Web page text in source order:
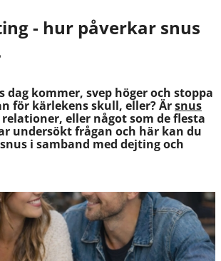
- hur påverkar snus
kommer, svep höger och stoppa
för kärlekens skull, eller? Ärsnus
eller något som de flesta
undersökt frågan och här kan du
i samband med dejting och